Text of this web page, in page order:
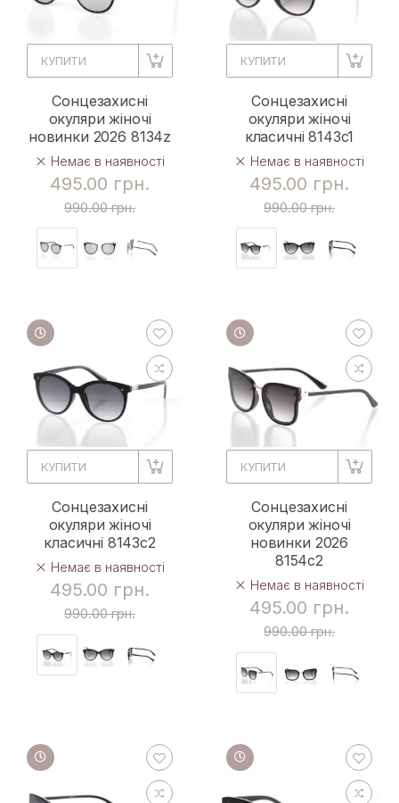
КУПИТИ
Сонцезахисні
окуляри жіночі
новинки 2026 8134z
Немає в наявності
495.00 грн.
990.00 грн.
КУПИТИ
Сонцезахисні
окуляри жіночі
класичні 8143c1
Немає в наявності
495.00 грн.
990.00 грн.
КУПИТИ
Сонцезахисні
окуляри жіночі
класичні 8143c2
Немає в наявності
495.00 грн.
990.00 грн.
КУПИТИ
Сонцезахисні
окуляри жіночі
новинки 2026
8154c2
Немає в наявності
495.00 грн.
990.00 грн.